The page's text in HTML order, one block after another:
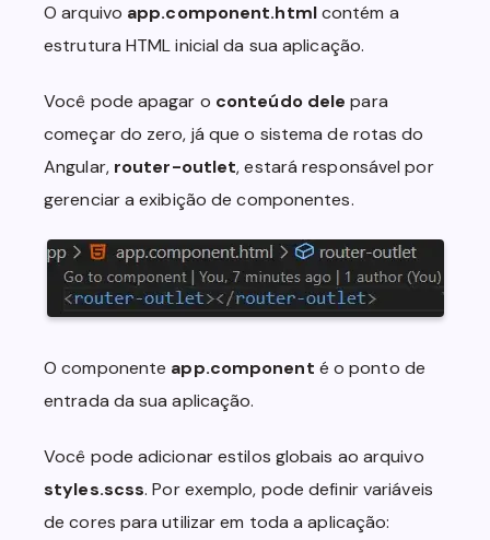
O arquivo app.component.htmlcontém a
estrutura HTML inicial da sua aplicação.
Você pode apagar o conteúdo delepara
começar do zero, já que o sistema de rotas do
Angular, router-outlet, estará responsável por
gerenciar a exibição de componentes.
O componente app.component é o ponto de
entrada da sua aplicação.
Você pode adicionar estilos globais ao arquivo
styles.scss. Por exemplo, pode definir variáveis
de cores para utilizar em toda a aplicação: